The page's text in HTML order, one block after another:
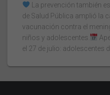
La prevención también
de Salud Pública amplió la
vacunación contra el
niños y adolescentes.
el 27 de julio: adolescentes